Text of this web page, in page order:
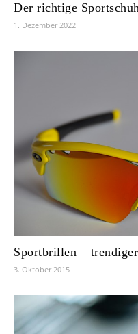
Der richtige
1. Dezember 2022
Sportbrillen –
3. Oktober 2015